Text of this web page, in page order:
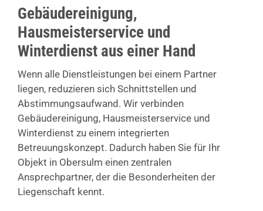
Gebäudereinigung,
Hausmeisterservice und
Winterdienst aus einer Hand
Wenn alle Dienstleistungen bei einem Partner
liegen, reduzieren sich Schnittstellen und
Abstimmungsaufwand. Wir verbinden
Gebäudereinigung, Hausmeisterservice und
Winterdienst zu einem integrierten
Betreuungskonzept. Dadurch haben Sie für Ihr
Objekt in Obersulm einen zentralen
Ansprechpartner, der die Besonderheiten der
Liegenschaft kennt.